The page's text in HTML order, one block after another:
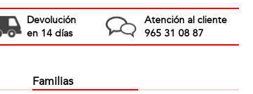
Devolución
en 14 días
Atención al cliente
965 31 08 87
Familias